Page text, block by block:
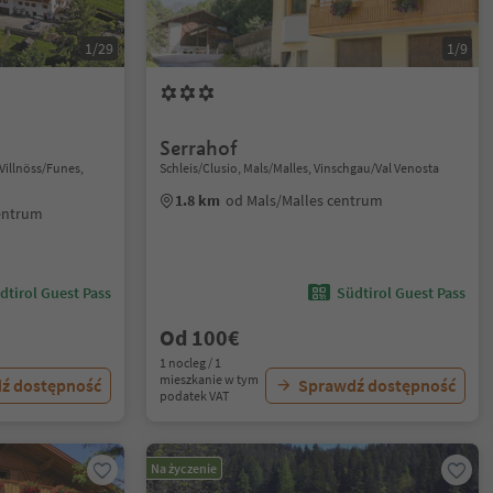
1/29
Funes,
Guest Pass
dostępność
1/9
Serrahof
Schleis/Clusio, Mals/Malles, Vinschgau/Val Venosta
1.8 km od Mals/Malles centrum
Südtirol Guest Pass
Od 100€
1 nocleg / 1
mieszkanie w tym
podatek VAT
Sprawdź dostępność
Na życzenie